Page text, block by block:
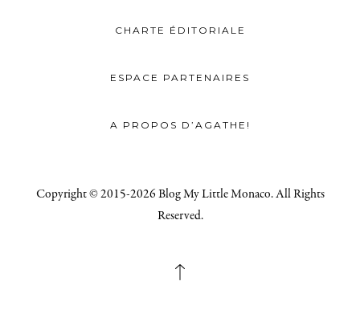
CHARTE ÉDITORIALE
ESPACE PARTENAIRES
A PROPOS D’AGATHE!
Copyright © 2015-2026 Blog My Little Monaco. All Rights
Reserved.